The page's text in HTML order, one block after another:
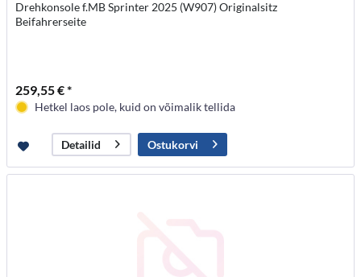
Drehkonsole f.MB Sprinter 2025 (W907) Originalsitz
Beifahrerseite
259,55 € *
Hetkel laos pole, kuid on võimalik tellida
Detailid Ostukorvi